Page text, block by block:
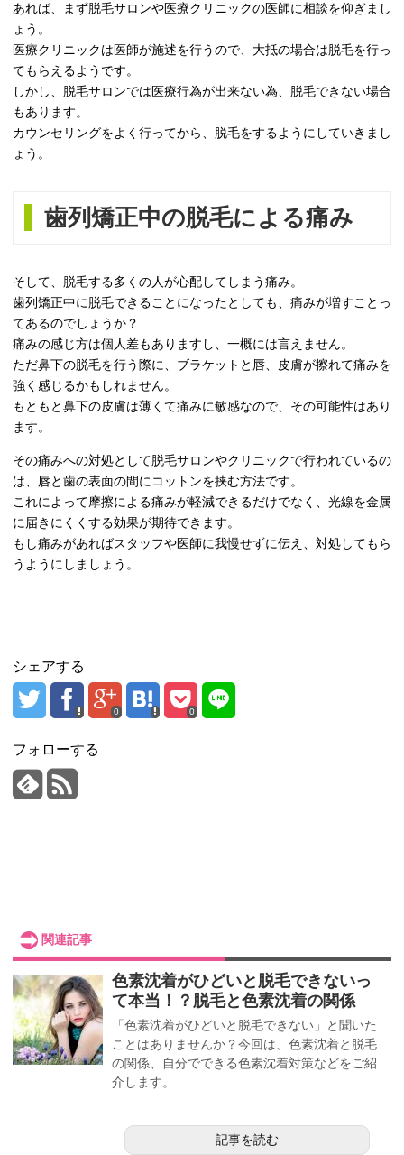
あれば、まず脱毛サロンや医療クリニックの医師に相談を仰ぎまし
ょう。
医療クリニックは医師が施述を行うので、大抵の場合は脱毛を行っ
てもらえるようです。
しかし、脱毛サロンでは医療行為が出来ない為、脱毛できない場合
もあります。
カウンセリングをよく行ってから、脱毛をするようにしていきまし
ょう。
歯列矯正中の脱毛による痛み
そして、脱毛する多くの人が心配してしまう痛み。
歯列矯正中に脱毛できることになったとしても、痛みが増すことっ
てあるのでしょうか？
痛みの感じ方は個人差もありますし、一概には言えません。
ただ鼻下の脱毛を行う際に、ブラケットと唇、皮膚が擦れて痛みを
強く感じるかもしれません。
もともと鼻下の皮膚は薄くて痛みに敏感なので、その可能性はあり
ます。
その痛みへの対処として脱毛サロンやクリニックで行われているの
は、唇と歯の表面の間にコットンを挟む方法です。
これによって摩擦による痛みが軽減できるだけでなく、光線を金属
に届きにくくする効果が期待できます。
もし痛みがあればスタッフや医師に我慢せずに伝え、対処してもら
うようにしましょう。
シェアする
0 0
フォローする
関連記事
色素沈着がひどいと脱毛できないっ
て本当！？脱毛と色素沈着の関係
「色素沈着がひどいと脱毛できない」と聞いた
ことはありませんか？今回は、色素沈着と脱毛
の関係、自分でできる色素沈着対策などをご紹
介します。 ...
記事を読む